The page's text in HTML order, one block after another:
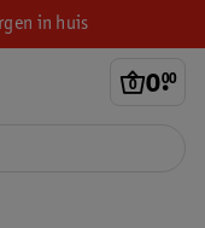
in huis
0.
00